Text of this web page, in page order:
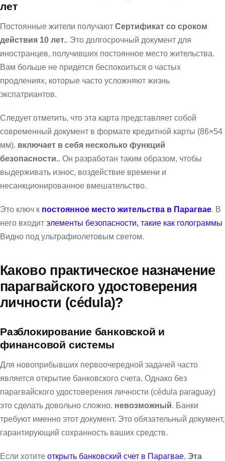
лет
Постоянные жители получают Сертификат со сроком
действия 10 лет.. Это долгосрочный документ для
иностранцев, получивших постоянное место жительства.
Вам больше не придется беспокоиться о частых
продлениях, которые часто усложняют жизнь
экспатриантов.
Следует отметить, что эта карта представляет собой
современный документ в формате кредитной карты (86×54
мм). включает в себя несколько функций
безопасности.. Он разработан таким образом, чтобы
выдерживать износ, воздействие времени и
несанкционированное вмешательство.
Это ключ к постоянное место жительства в Парагвае. В
него входит элементы безопасности, такие как голограммы
Видно под ультрафиолетовым светом.
Каково практическое назначение
парагвайского удостоверения
личности (cédula)?
Разблокирование банковской и
финансовой системы
Для новоприбывших первоочередной задачей часто
является открытие банковского счета. Однако без
парагвайского удостоверения личности (cédula paraguay)
это сделать довольно сложно. невозможный. Банки
требуют именно этот документ. Это обязательный документ,
гарантирующий сохранность ваших средств.
Если хотите открыть банковский счет в Парагвае, Эта